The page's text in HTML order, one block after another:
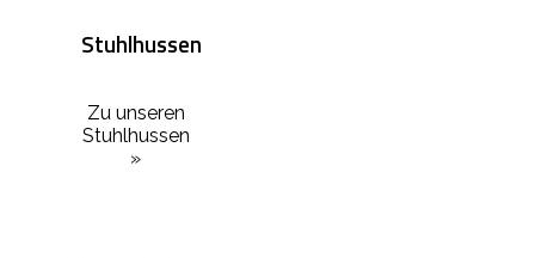
Stuhlhussen
Zu unseren
Stuhlhussen
»